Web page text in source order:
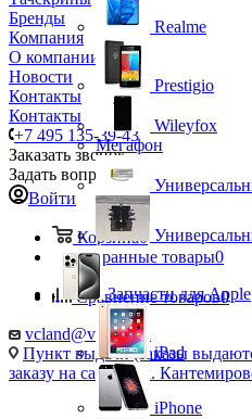
Бренды
Компания
О компании
Новости
Контакты
Контакты
+7 495 135-39-43
Заказать звонок
Задать вопрос
Войти
Корзина0
Избранные товары0
Сравнение товаров0
vcland@vcland.ru
Пункт выдачи (заказы
заказу на сайте), ул.
Realme
Prestigio
Wileyfox
Мегафон
Запчасти для Apple
iPad
iPhone